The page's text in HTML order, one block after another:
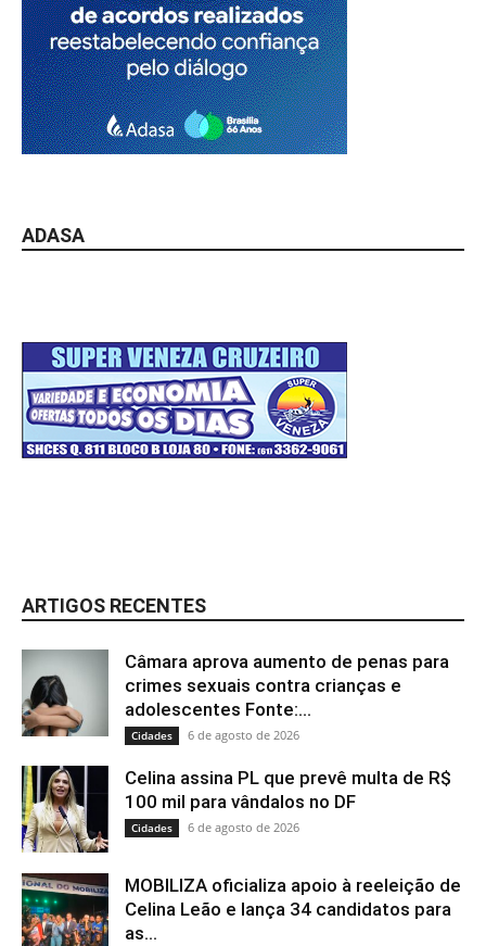
ADASA
ARTIGOS RECENTES
Câmara aprova aumento de penas para
crimes sexuais contra crianças e
adolescentes Fonte:...
Cidades 6 de agosto de 2026
Celina assina PL que prevê multa de R$
100 mil para vândalos no DF
Cidades 6 de agosto de 2026
MOBILIZA oficializa apoio à reeleição de
Celina Leão e lança 34 candidatos para
as...